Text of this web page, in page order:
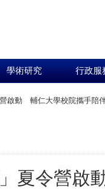
學術研究 行政服
啟動 輔仁大學校院攜手陪
夏令營